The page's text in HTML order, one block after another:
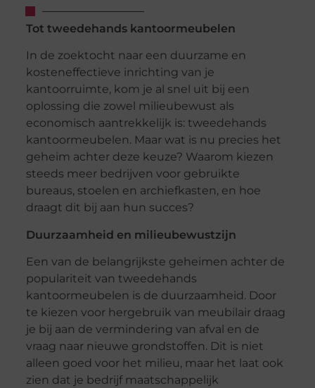
Tot tweedehands kantoormeubelen
In de zoektocht naar een duurzame en
kosteneffectieve inrichting van je
kantoorruimte, kom je al snel uit bij een
oplossing die zowel milieubewust als
economisch aantrekkelijk is: tweedehands
kantoormeubelen. Maar wat is nu precies het
geheim achter deze keuze? Waarom kiezen
steeds meer bedrijven voor gebruikte
bureaus, stoelen en archiefkasten, en hoe
draagt dit bij aan hun succes?
Duurzaamheid en milieubewustzijn
Een van de belangrijkste geheimen achter de
populariteit van tweedehands
kantoormeubelen is de duurzaamheid. Door
te kiezen voor hergebruik van meubilair draag
je bij aan de vermindering van afval en de
vraag naar nieuwe grondstoffen. Dit is niet
alleen goed voor het milieu, maar het laat ook
zien dat je bedrijf maatschappelijk